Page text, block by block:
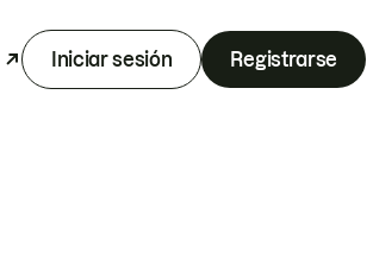
Iniciar sesión Registrarse